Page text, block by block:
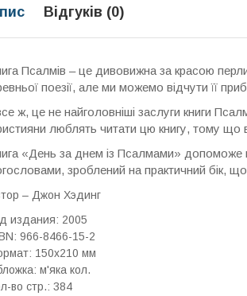
Відгуків (0)
Псалмів – це дивовижна за красою
поезії, але ми можемо відчути її
ж, це не найголовніші заслуги книги
люблять читати цю книгу, тому що
«День за днем із Псалмами» допоможе
зроблений на практичний бік,
– Джон Хэдинг
издания: 2005
966-8466-15-2
150x210 мм
м'яка кол.
во стр.: 384